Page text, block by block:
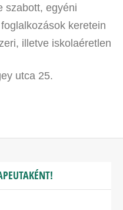
szabott, egyéni
keretein
illetve iskolaéretlen
utca 25.